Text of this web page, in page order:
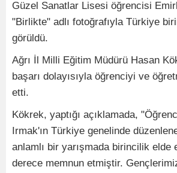
Güzel Sanatlar Lisesi öğrencisi
"Birlikte" adlı fotoğrafıyla Türkiye
görüldü.
Ağrı İl Milli Eğitim Müdürü Hasan
başarı dolayısıyla öğrenciyi ve
etti.
Kökrek, yaptığı açıklamada,
Irmak'ın Türkiye genelinde
anlamlı bir yarışmada birincilik elde
derece memnun etmiştir.